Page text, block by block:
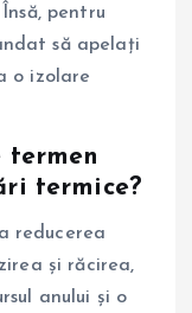
pentru
să apelați
o izolare
termen
termice?
reducerea
și răcirea,
anului și o